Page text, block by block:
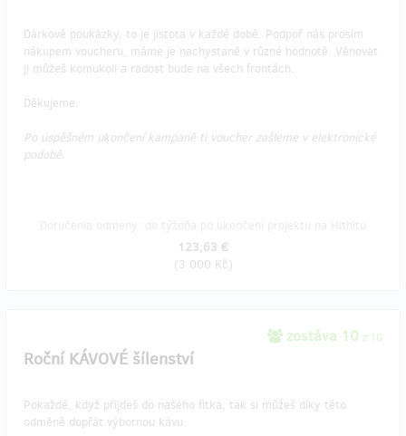
Dárkové poukázky, to je jistota v každé době. Podpoř nás prosím
nákupem voucheru, máme je nachystané v různé hodnotě. Věnovat
ji můžeš komukoli a radost bude na všech frontách.
Děkujeme.
Po úspěšném ukončení kampaně ti voucher zašleme v elektronické
podobě.
123,63 €
(3 000 Kč)
zostáva 10 z 10
Roční KÁVOVÉ šílenství
Pokaždé, když přijdeš do našeho fitka, tak si můžeš díky této
odměně dopřát výbornou kávu.